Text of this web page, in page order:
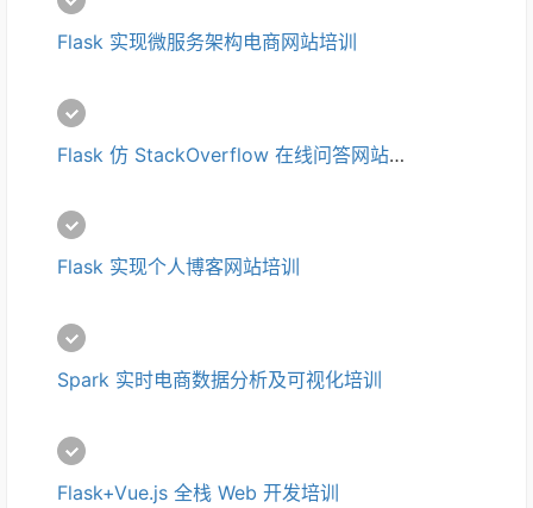
Flask 实现微服务架构电商网站培训
Flask 仿 StackOverflow 在线问答网站培训
Flask 实现个人博客网站培训
Spark 实时电商数据分析及可视化培训
Flask+Vue.js 全栈 Web 开发培训